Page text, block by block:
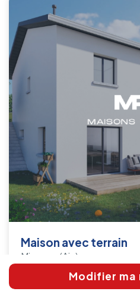
Modifier ma
Maison avec terrain
Mionnay (Ain)
80m² 3